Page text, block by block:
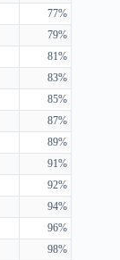
77%
79%
81%
83%
85%
87%
89%
91%
92%
94%
96%
98%